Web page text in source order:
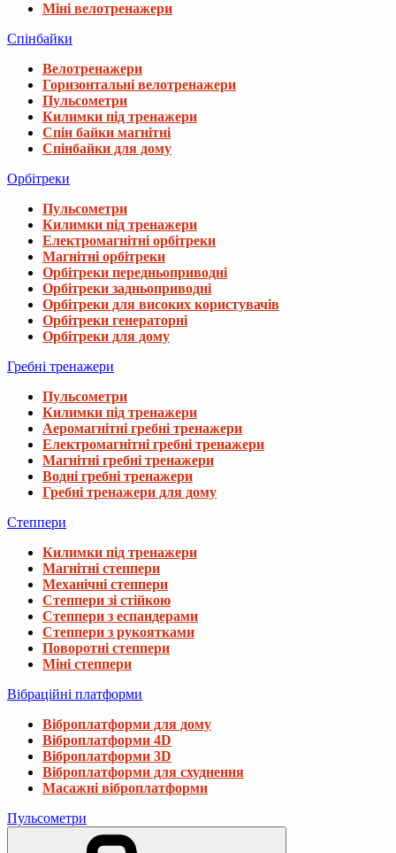
Міні велотренажери
Спінбайки
Велотренажери
Горизонтальні велотренажери
Пульсометри
Килимки під тренажери
Спін байки магнітні
Спінбайки для дому
Орбітреки
Пульсометри
Килимки під тренажери
Електромагнітні орбітреки
Магнітні орбітреки
Орбітреки передньоприводні
Орбітреки задньоприводні
Орбітреки для високих користувачів
Орбітреки генераторні
Орбітреки для дому
Гребні тренажери
Пульсометри
Килимки під тренажери
Аеромагнітні гребні тренажери
Електромагнітні гребні тренажери
Магнітні гребні тренажери
Водні гребні тренажери
Гребні тренажери для дому
Степпери
Килимки під тренажери
Магнітні степпери
Механічні степпери
Степпери зі стійкою
Степпери з еспандерами
Степпери з рукоятками
Поворотні степпери
Міні степпери
Вібраційні платформи
Віброплатформи для дому
Віброплатформи 4D
Віброплатформи 3D
Віброплатформи для схуднення
Масажні віброплатформи
Пульсометри